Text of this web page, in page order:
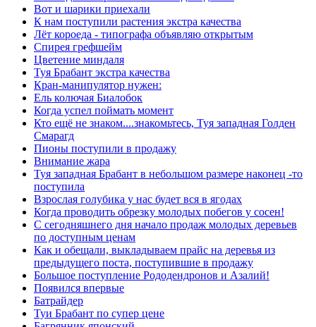
Вот и шарики приехали
К нам поступили растения экстра качества
Лёт короеда - типографа объявляю открытым
Спирея грефшейм
Цветение миндаля
Туя Брабант экстра качества
Кран-манипулятор нужен:
Ель колючая Биалобок
Когда успел поймать момент
Кто ещё не знаком....знакомьтесь, Туя западная Голден
Смарагд
Пионы поступили в продажу
Внимание жара
Туя западная Брабант в небольшом размере наконец -то
поступила
Взрослая голубика у нас будет вся в ягодах
Когда проводить обрезку молодых побегов у сосен!
С сегодняшнего дня начало продаж молодых деревьев
по доступным ценам
Как и обещали, выкладываем прайс на деревья из
предыдущего поста, поступившие в продажу
Большое поступление Рододендронов и Азалий!
Появился впервые
Батрайдер
Туи Брабант по супер цене